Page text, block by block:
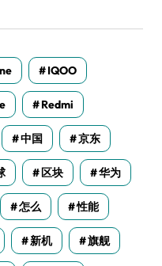
IQOO
Redmi
中国 京东
区块 华为
怎么 性能
新机 旗舰